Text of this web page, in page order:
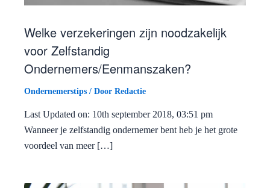
Welke verzekeringen zijn noodzakelijk
voor Zelfstandig
Ondernemers/Eenmanszaken?
Ondernemerstips / Door Redactie
Last Updated on: 10th september 2018, 03:51 pm
Wanneer je zelfstandig ondernemer bent heb je het grote
voordeel van meer […]